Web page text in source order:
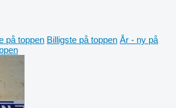
på toppen Billigste på toppen År - ny på